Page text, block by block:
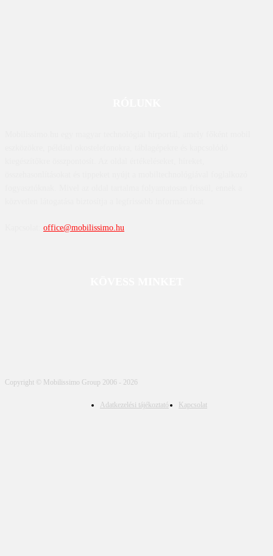
office@mobilissimo.hu
Copyright © Mobilissimo Group 2006 - 2026
Adatkezelési tájékoztató Kapcsolat